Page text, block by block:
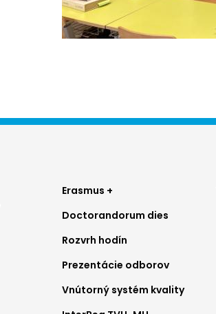
Footer
menu
1
Erasmus +
Doctorandorum dies
Rozvrh hodín
Prezentácie odborov
Vnútorný systém kvality